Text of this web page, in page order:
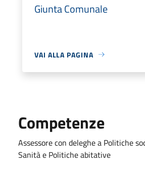
Giunta Comunale
VAI ALLA PAGINA
Competenze
Assessore con deleghe a Politiche
Sanità e Politiche abitative